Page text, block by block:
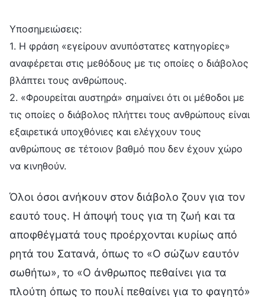
Υποσημειώσεις:
1. Η φράση «εγείρουν ανυπόστατες κατηγορίες»
αναφέρεται στις μεθόδους με τις οποίες ο διάβολος
βλάπτει τους ανθρώπους.
2. «Φρουρείται αυστηρά» σημαίνει ότι οι μέθοδοι με
τις οποίες ο διάβολος πλήττει τους ανθρώπους είναι
εξαιρετικά υποχθόνιες και ελέγχουν τους
ανθρώπους σε τέτοιον βαθμό που δεν έχουν χώρο
να κινηθούν.
Όλοι όσοι ανήκουν στον διάβολο ζουν για τον
εαυτό τους. Η άποψή τους για τη ζωή και τα
αποφθέγματά τους προέρχονται κυρίως από
ρητά του Σατανά, όπως το «Ο σώζων εαυτόν
σωθήτω», το «Ο άνθρωπος πεθαίνει για τα
πλούτη όπως το πουλί πεθαίνει για το φαγητό»